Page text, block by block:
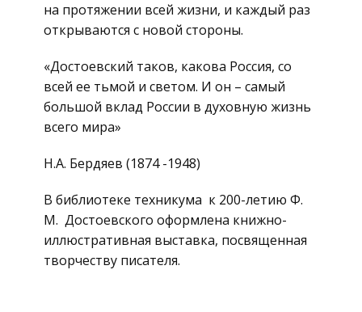
на протяжении всей жизни, и каждый раз
открываются с новой стороны.
«Достоевский таков, какова Россия, со
всей ее тьмой и светом. И он – самый
большой вклад России в духовную жизнь
всего мира»
H.А. Бердяев (1874 -1948)
В библиотеке техникума к 200-летию Ф.
М. Достоевского оформлена книжно-
иллюстративная выставка, посвященная
творчеству писателя.